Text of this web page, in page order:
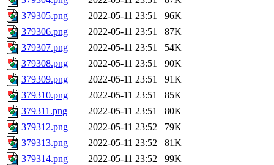
379305.png
2022-05-11 23:51
96K
379306.png
2022-05-11 23:51
87K
379307.png
2022-05-11 23:51
54K
379308.png
2022-05-11 23:51
90K
379309.png
2022-05-11 23:51
91K
379310.png
2022-05-11 23:51
85K
379311.png
2022-05-11 23:51
80K
379312.png
2022-05-11 23:52
79K
379313.png
2022-05-11 23:52
81K
379314.png
2022-05-11 23:52
99K